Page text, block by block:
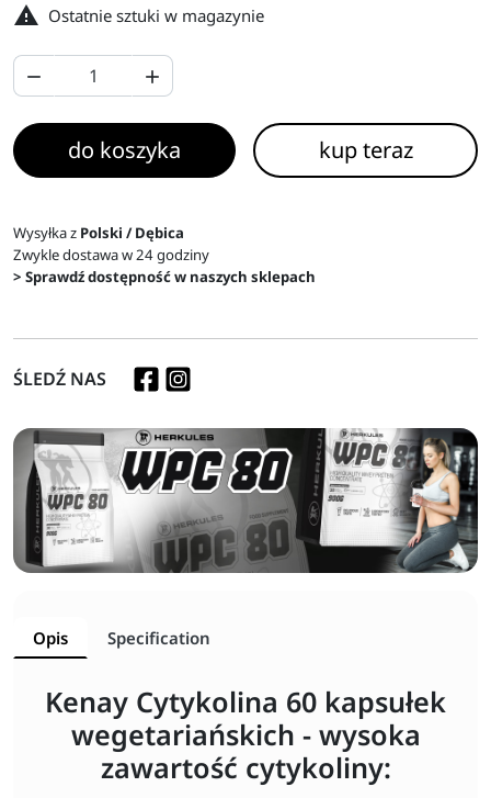
 Ostatnie sztuki w magazynie
 
do koszyka kup teraz
Wysyłka z Polski / Dębica
Zwykle dostawa w 24 godziny
> Sprawdź dostępność w naszych sklepach
ŚLEDŹ NAS
Opis Specification
Kenay Cytykolina 60 kapsułek
wegetariańskich - wysoka
zawartość cytykoliny: